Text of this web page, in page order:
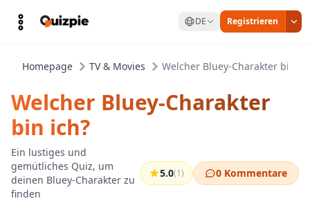
DE Registrieren
Homepage TV & Movies Welcher Bluey-Charakter bin
Welcher Bluey-Charakter
bin ich?
Ein lustiges und
gemütliches Quiz, um
deinen Bluey-Charakter zu
finden
5.0(1) 0 Kommentare